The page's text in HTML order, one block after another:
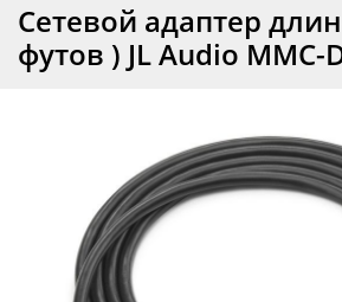
Сетевой адаптер
футов ) JL Audio MMC-